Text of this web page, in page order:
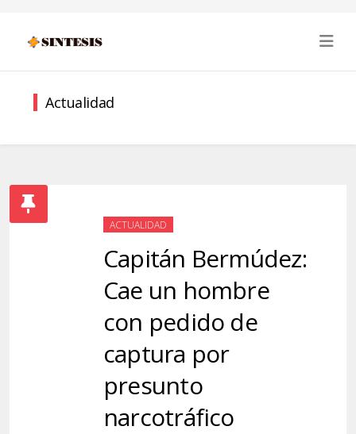
Actualidad
ACTUALIDAD
Capitán Bermúdez:
Cae un hombre
con pedido de
captura por
presunto
narcotráfico